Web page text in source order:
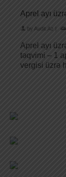
Aprel ayı
by Audit.Az |
Aprel ayı
təqvimi – 1
vergisi üzrə